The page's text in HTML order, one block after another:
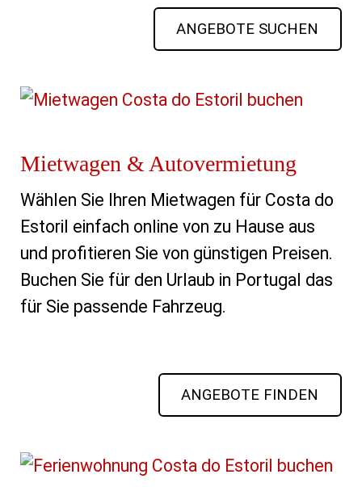
ANGEBOTE SUCHEN
Mietwagen & Autovermietung
Wählen Sie Ihren Mietwagen für Costa do
Estoril einfach online von zu Hause aus
und profitieren Sie von günstigen Preisen.
Buchen Sie für den Urlaub in Portugal das
für Sie passende Fahrzeug.
ANGEBOTE FINDEN